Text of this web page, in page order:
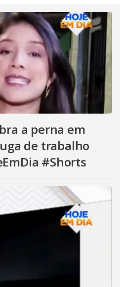
a perna em
de trabalho
#Shorts